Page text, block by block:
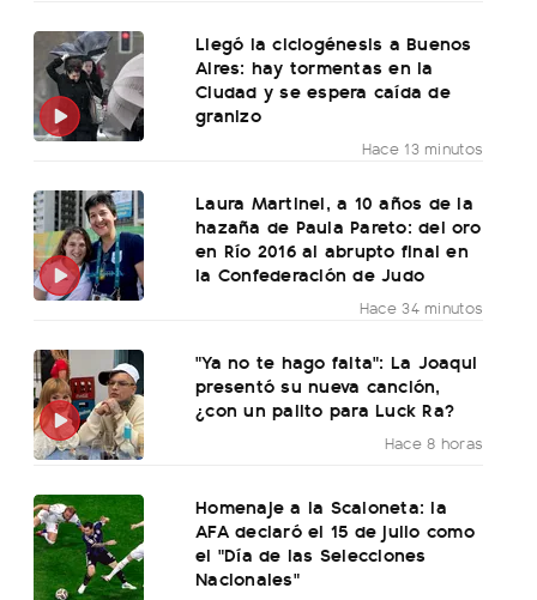
Llegó la ciclogénesis a Buenos
Aires: hay tormentas en la
Ciudad y se espera caída de
granizo
Hace 13 minutos
Laura Martinel, a 10 años de la
hazaña de Paula Pareto: del oro
en Río 2016 al abrupto final en
la Confederación de Judo
Hace 34 minutos
"Ya no te hago falta": La Joaqui
presentó su nueva canción,
¿con un palito para Luck Ra?
Hace 8 horas
Homenaje a la Scaloneta: la
AFA declaró el 15 de julio como
el "Día de las Selecciones
Nacionales"